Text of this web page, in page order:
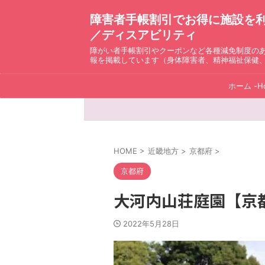
障害者手帳割引でお得に施設を
／ディスアビリティ
障がい者手帳割引やクーポンなど各種減免制度の
報を掲載しています（身体障害者、精神福祉保健
ホーム -
HOME > 近畿地方 > 京都府 >
京都府
大河内山荘庭園【京
2022年5月28日